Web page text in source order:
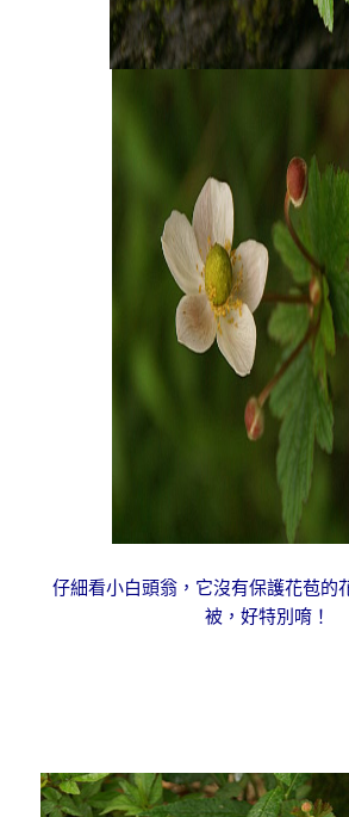
仔細看小白頭翁，它沒有保護花苞的
被，好特別唷！